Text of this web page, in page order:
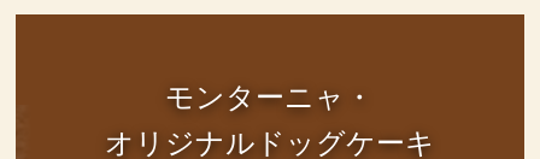
モンターニャ・
オリジナルドッグケーキ